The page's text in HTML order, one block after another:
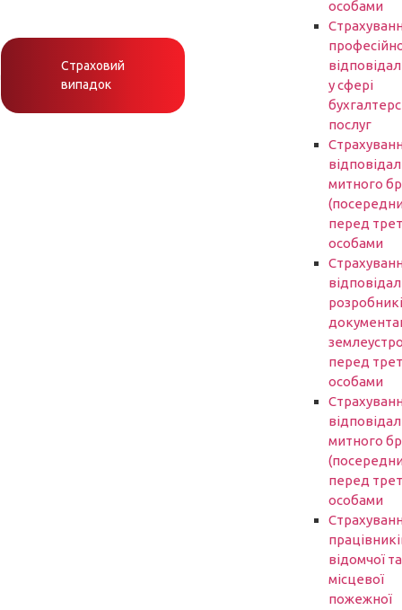
Страховий
випадок
особами
у сфері
послуг
митного
перед
особами
перед
особами
митного
перед
особами
відомчої та
місцевої
пожежної